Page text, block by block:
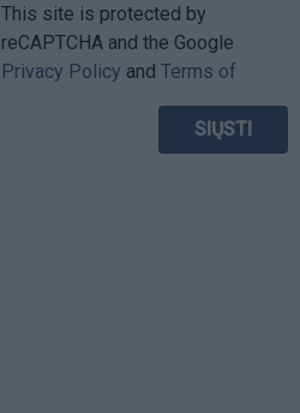
This site is protected by
reCAPTCHA and the Google
Privacy Policy and Terms of